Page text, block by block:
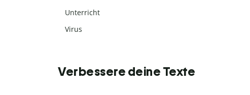
Unterricht
Virus
Verbessere deine Texte